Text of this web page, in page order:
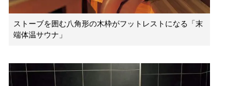
ストーブを囲む八角形の木枠がフットレストになる「末
端体温サウナ」